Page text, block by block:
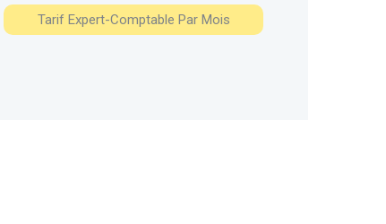
Tarif Expert-Comptable Par Mois